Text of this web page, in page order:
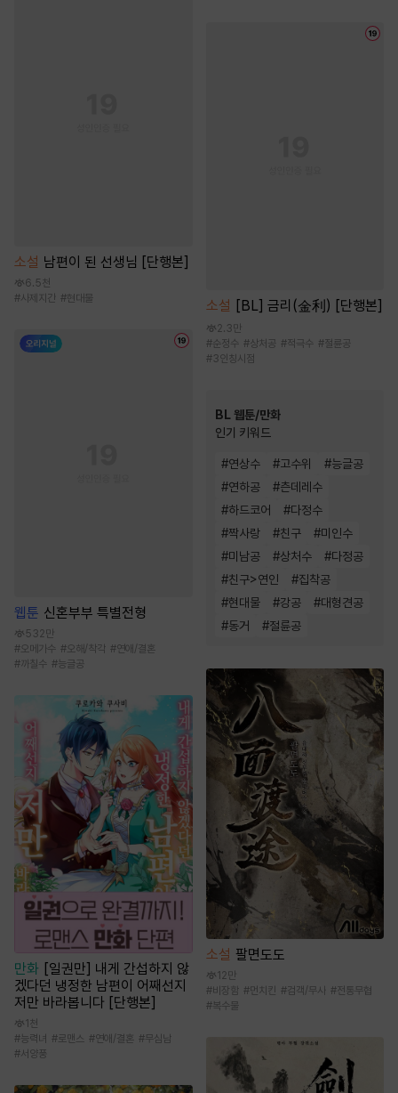
소설 남편이 된 선생님 [단행본]
6.5천
#사제지간 #현대물
웹툰 신혼부부 특별전형
532만
#오메가수 #오해/착각 #연애/결혼
#까칠수 #능글공
만화 [일권만] 내게 간섭하지 않
겠다던 냉정한 남편이 어째선지
저만 바라봅니다 [단행본]
1천
#능력녀 #로맨스 #연애/결혼 #무심남
#서양풍
소설 [BL] 금리(金利) [단행본]
2.3만
#순정수 #상처공 #적극수 #절륜공
#3인칭시점
BL 웹툰/만화
인기 키워드
#연상수 #고수위 #능글공
#연하공 #츤데레수
#하드코어 #다정수
#짝사랑 #친구 #미인수
#미남공 #상처수 #다정공
#친구>연인 #집착공
#현대물 #강공 #대형견공
#동거 #절륜공
소설 팔면도도
12만
#비장함 #먼치킨 #검객/무사 #전통무협
#복수물